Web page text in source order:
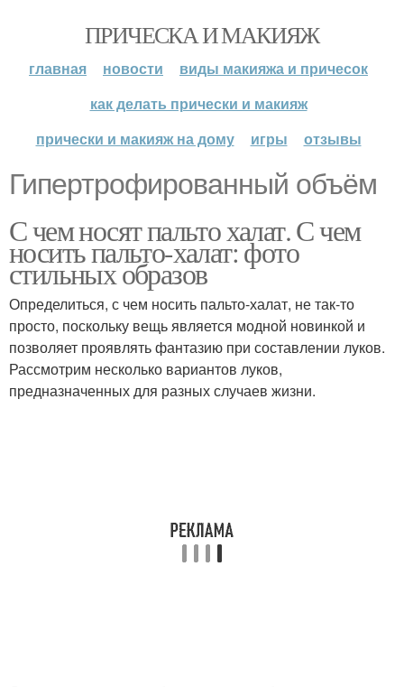
ПРИЧЕСКА И МАКИЯЖ
главная новости
виды макияжа и причесок
как делать прически и макияж
прически и макияж на дому
игры отзывы
Гипертрофированный объём
С чем носят пальто халат. С чем
носить пальто-халат: фото
стильных образов
Определиться, с чем носить пальто-халат, не так-то
просто, поскольку вещь является модной новинкой и
позволяет проявлять фантазию при составлении луков.
Рассмотрим несколько вариантов луков,
предназначенных для разных случаев жизни.